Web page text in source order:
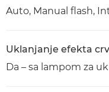
Auto, Manual flash,
Uklanjanje efekta
Da – sa lampom za